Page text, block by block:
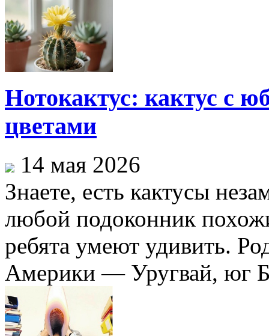
Нотокактус: кактус с
цветами
14 мая 2026
Знаете, есть кактусы
любой подоконник
ребята умеют удивить.
Америки — Уругвай, юг